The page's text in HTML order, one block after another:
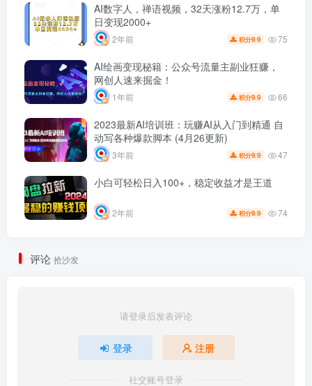
AI数字人，禅语视频，32天涨粉12.7万，单
日变现2000+
2年前 积分9.9 75
AI绘画变现秘籍：公众号流量主副业狂赚，
网创人速来掘金！
1年前 积分9.9 66
2023最新AI培训班：玩赚AI从入门到精通 自
动写各种爆款脚本 (4月26更新)
3年前 积分9.9 47
小白可轻松日入100+，稳定收益才是王道
2年前 积分9.9 74
评论 抢沙发
请登录后发表评论
登录 注册
社交账号登录